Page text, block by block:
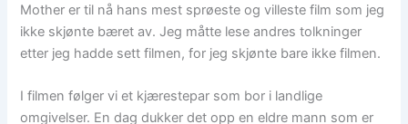
Mother er til nå hans mest sprøeste og villeste film som jeg
ikke skjønte bæret av. Jeg måtte lese andres tolkninger
etter jeg hadde sett filmen, for jeg skjønte bare ikke filmen.
I filmen følger vi et kjærestepar som bor i landlige
omgivelser. En dag dukker det opp en eldre mann som er